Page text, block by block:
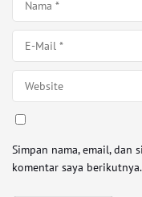
Simpan nama, email, dan
komentar saya berikutnya.